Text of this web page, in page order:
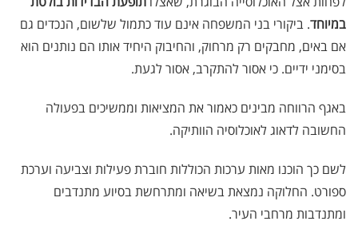
במיוחד. ביקורי בני המשפחה אינם עוד כתמול שלשום, הנכדים גם
אם באים, מחבקים רק מרחוק, והחיבוק היחיד אותו הם נותנים הוא
בסימני ידיים. כי אסור להתקרב, אסור לגעת.
באגף הרווחה מבינים כאמור את המציאות וממשיכים בפעולה
החשובה לדאוג לאוכלוסיה הוותיקה.
לשם כך הוכנו מאות ערכות הכוללות חוברת פעילות וצביעה וערכת
ספורט. החלוקה נמצאת בשיאה ומתרחשת בסיוע מתנדבים
ומתנדבות מרחבי העיר.